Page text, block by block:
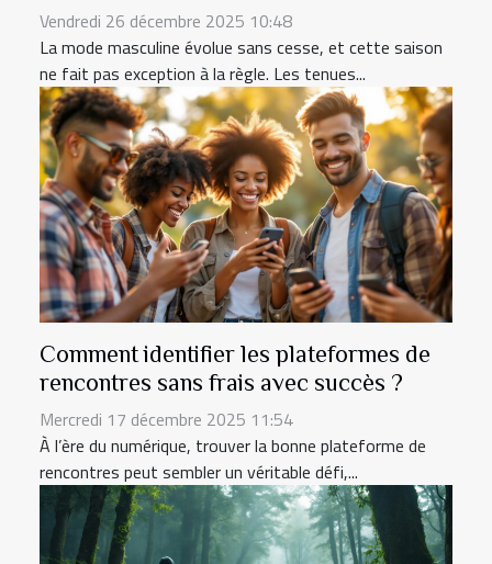
Vendredi 26 décembre 2025 10:48
La mode masculine évolue sans cesse, et cette saison
ne fait pas exception à la règle. Les tenues...
Comment identifier les plateformes de
rencontres sans frais avec succès ?
Mercredi 17 décembre 2025 11:54
À l’ère du numérique, trouver la bonne plateforme de
rencontres peut sembler un véritable défi,...